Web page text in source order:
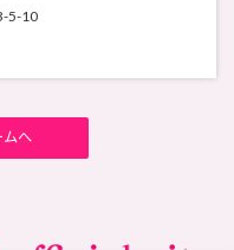
5-10
ムへ